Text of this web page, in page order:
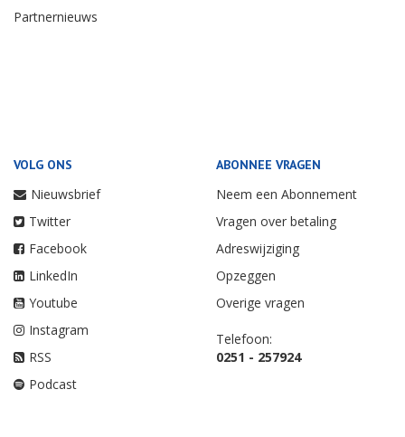
Partnernieuws
VOLG ONS
Nieuwsbrief
Twitter
Facebook
LinkedIn
Youtube
Instagram
RSS
Podcast
ABONNEE VRAGEN
Neem een Abonnement
Vragen over betaling
Adreswijziging
Opzeggen
Overige vragen
Telefoon:
0251 - 257924